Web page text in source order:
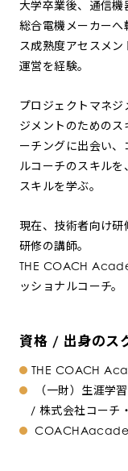
大学卒業後、通信機
総合電機メーカーへ
ス成熟度アセスメン
運営を経験。
プロジェクトマネ
ジメントのための
ーチングに出会い
ルコーチのスキル
スキルを学ぶ。
現在、技術者向け
研修の講師。
THE COACH
ッショナルコーチ。
資格 / 出身のス
THE COACH
（一財）生涯学
/ 株式会社コーチ